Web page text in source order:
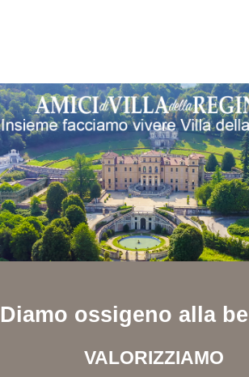
Diamo ossigeno alla
VALORIZZIAMO